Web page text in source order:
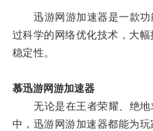
迅游网游加速器是一款功
过科学的网络优化技术，大
稳定性。
慕迅游网游加速器
无论是在王者荣耀、绝地
中，迅游网游加速器都能为